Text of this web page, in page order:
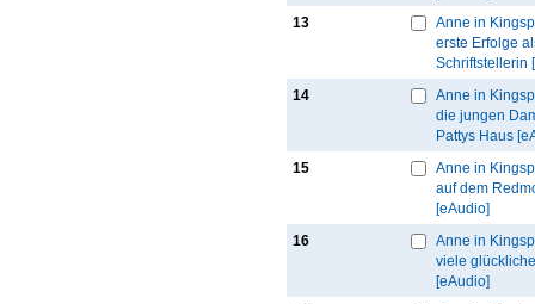
13
Anne in
erste Erfolge
Schriftstellerin
14
Anne in
die jungen
Pattys Haus
15
Anne in
auf dem
[eAudio]
16
Anne in
viele
[eAudio]